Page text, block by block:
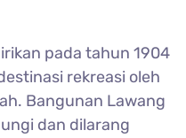
pada tahun 1904
rekreasi oleh
Bangunan Lawang
dan dilarang